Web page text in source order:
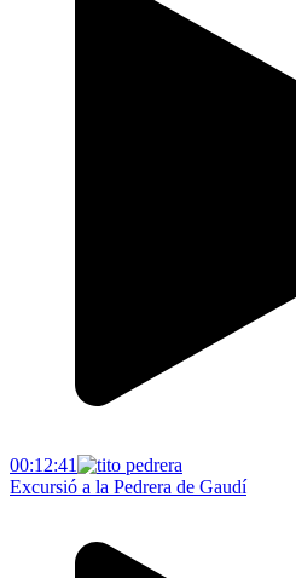
00:12:41
Excursió a la Pedrera de Gaudí